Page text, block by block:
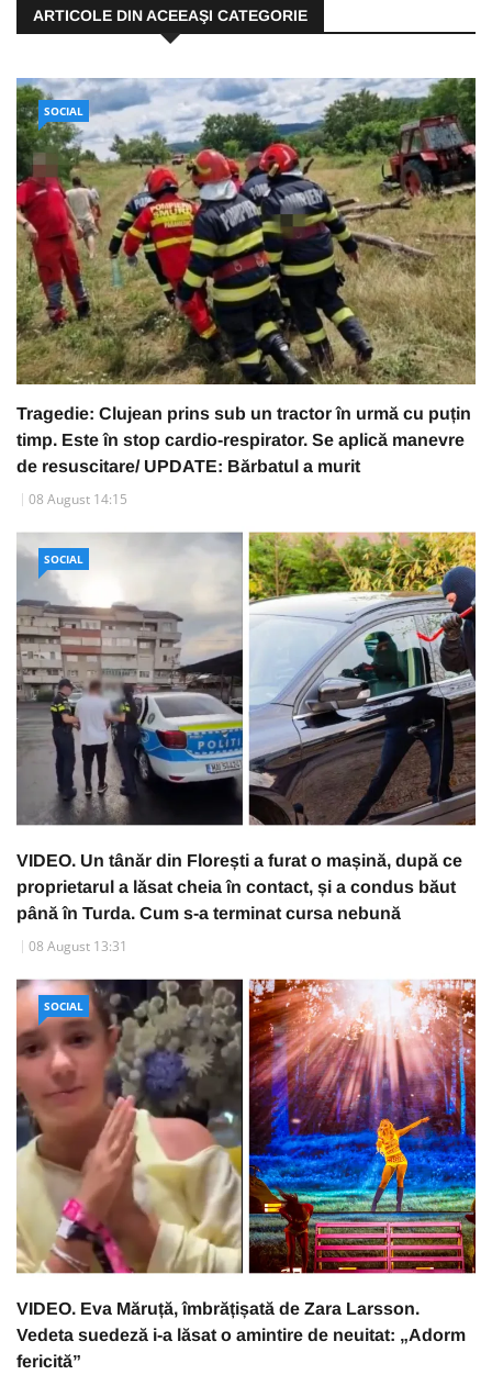
ARTICOLE DIN ACEEAŞI CATEGORIE
SOCIAL
Tragedie: Clujean prins sub un tractor în urmă cu puțin
timp. Este în stop cardio-respirator. Se aplică manevre
de resuscitare/ UPDATE: Bărbatul a murit
08 August 14:15
SOCIAL
VIDEO. Un tânăr din Florești a furat o mașină, după ce
proprietarul a lăsat cheia în contact, și a condus băut
până în Turda. Cum s-a terminat cursa nebună
08 August 13:31
SOCIAL
VIDEO. Eva Măruță, îmbrățișată de Zara Larsson.
Vedeta suedeză i-a lăsat o amintire de neuitat: „Adorm
fericită”